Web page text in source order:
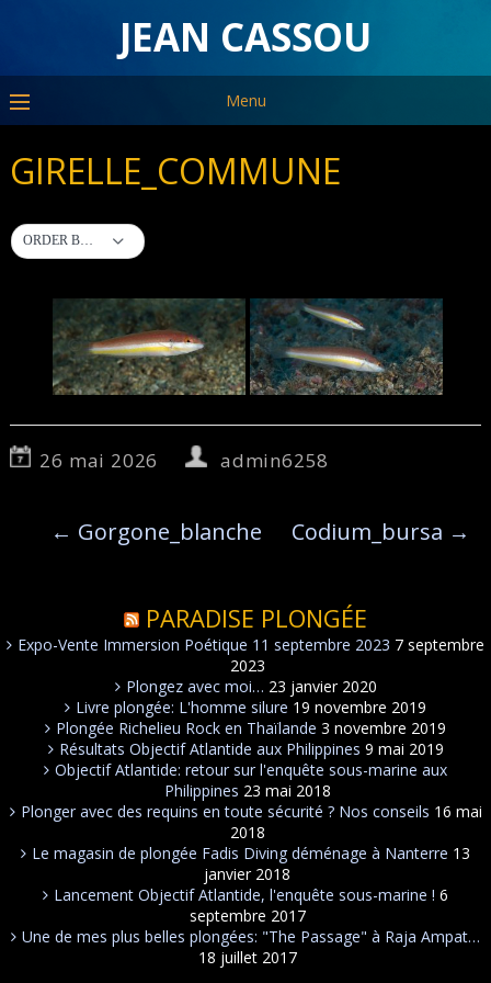
JEAN CASSOU
Menu
GIRELLE_COMMUNE
ORDER BY DEFAULT
26 mai 2026 admin6258
← Gorgone_blanche Codium_bursa →
PARADISE PLONGÉE
Expo-Vente Immersion Poétique 11 septembre 2023 7 septembre
2023
Plongez avec moi… 23 janvier 2020
Livre plongée: L'homme silure 19 novembre 2019
Plongée Richelieu Rock en Thaïlande 3 novembre 2019
Résultats Objectif Atlantide aux Philippines 9 mai 2019
Objectif Atlantide: retour sur l'enquête sous-marine aux
Philippines 23 mai 2018
Plonger avec des requins en toute sécurité ? Nos conseils 16 mai
2018
Le magasin de plongée Fadis Diving déménage à Nanterre 13
janvier 2018
Lancement Objectif Atlantide, l'enquête sous-marine ! 6
septembre 2017
Une de mes plus belles plongées: "The Passage" à Raja Ampat…
18 juillet 2017